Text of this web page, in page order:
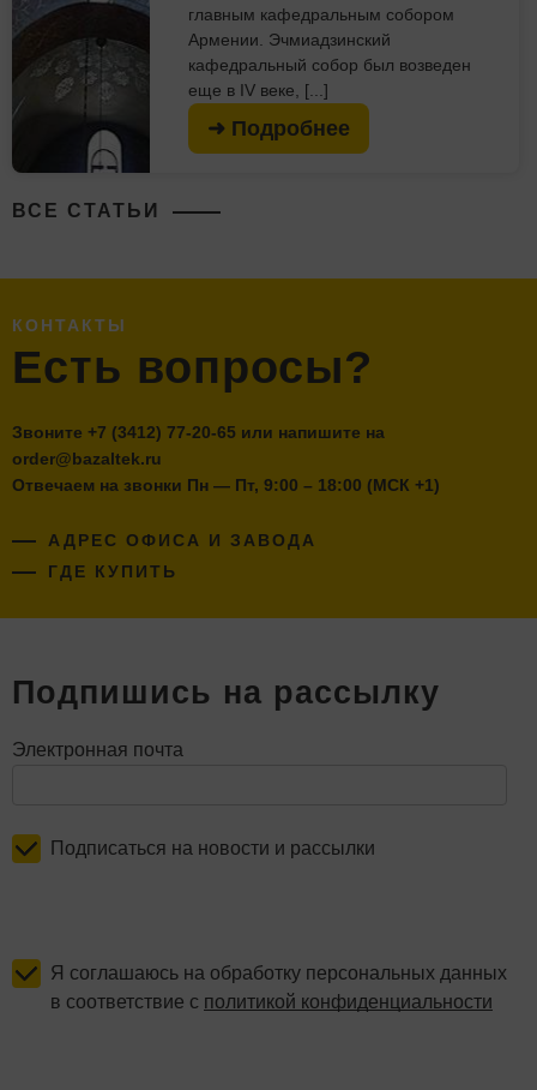
главным кафедральным собором
Армении. Эчмиадзинский
кафедральный собор был возведен
еще в IV веке, [...]
➜ Подробнее
ВСЕ СТАТЬИ
КОНТАКТЫ
Есть вопросы?
Звоните +7 (3412) 77-20-65 или напишите на
order@bazaltek.ru
Отвечаем на звонки Пн — Пт, 9:00 – 18:00 (МСК +1)
АДРЕС ОФИСА И ЗАВОДА
ГДЕ КУПИТЬ
Подпишись на рассылку
Электронная почта
Подписаться на новости и рассылки
Я соглашаюсь на обработку персональных данных
в соответствие с политикой конфиденциальности